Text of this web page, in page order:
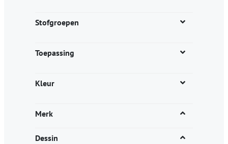
Stofgroepen
Toepassing
Kleur
Merk
Dessin
productpagina